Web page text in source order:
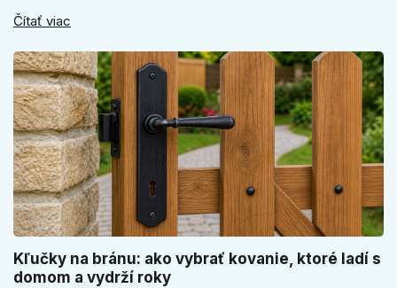
kľúčové jeho správne ukotvenie.
Čítať viac
Kľučky na bránu: ako vybrať kovanie, ktoré ladí s
domom a vydrží roky